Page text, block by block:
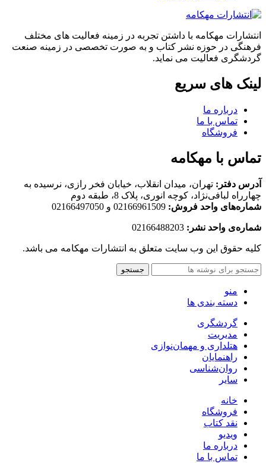
انتشارات مهکامه با داشتن تجربه در زمینه فعالیت های مختلف
فرهنگی در حوزه نشر کتاب و به صورت تخصصی در زمینه صنعت
گردشگری فعالیت می نماید.
لینک های سریع
درباره ما
تماس با ما
فروشگاه
تماس با مهکامه
آدرس دفتر: تهران، میدان انقلاب، خیابان فخر رازی، نرسیده به
چهارراه لبافی‌نژاد، کوچه انوری، پلاک 8، طبقه دوم
شماره‌های واحد فروش: 02166961509 و 02166497050
شماره‌‌ی واحد نشر:
کلیه حقوق این وب سایت متعلق به انتشارات مهکامه می باشد.
جستجو
منو
دسته بندی ها
گردشگری
مدیریت
هتلداری و مهمان‌نوازی
راهنمایان
روان‌شناسی
سایر
خانه
فروشگاه
نقد کتاب
ویدیو
درباره‌ ما
تماس با ما